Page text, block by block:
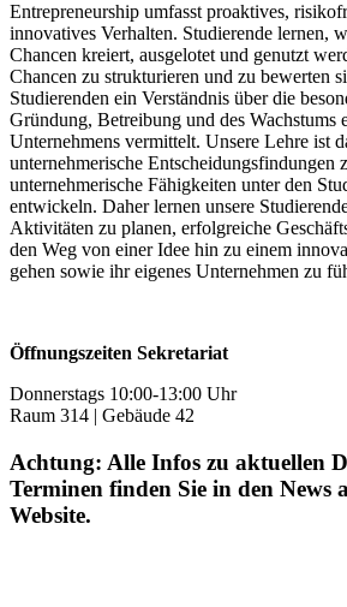
Entrepreneurship umfasst proaktives,
innovatives Verhalten. Studierende lernen,
Chancen kreiert, ausgelotet und genutzt
Chancen zu strukturieren und zu bewerten
Studierenden ein Verständnis über die
Gründung, Betreibung und des Wachstums
Unternehmens vermittelt. Unsere Lehre ist
unternehmerische Entscheidungsfindungen
unternehmerische Fähigkeiten unter den
entwickeln. Daher lernen unsere
Aktivitäten zu planen, erfolgreiche
den Weg von einer Idee hin zu einem
gehen sowie ihr eigenes Unternehmen zu
Öffnungszeiten Sekretariat
Donnerstags 10:00-13:00 Uhr
Raum 314 | Gebäude 42
Achtung: Alle Infos zu aktuellen
Terminen finden Sie in den News
Website.